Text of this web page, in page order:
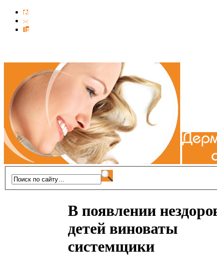
В появлении
детей виноваты
системщики